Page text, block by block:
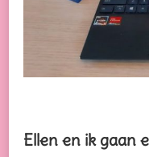
Ellen en ik gaan